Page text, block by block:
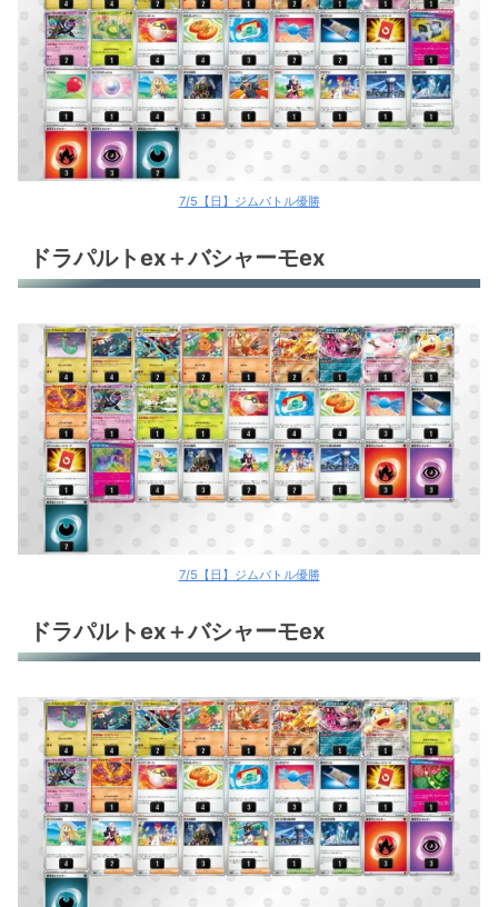
7/5【日】ジムバトル優勝
ドラパルトex＋バシャーモex
7/5【日】ジムバトル優勝
ドラパルトex＋バシャーモex